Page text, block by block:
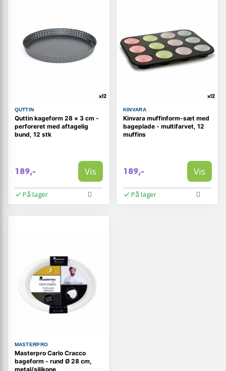
QUTTIN
Quttin kageform 28 × 3 cm -
perforeret med aftagelig
bund, 12 stk
189,- Vis
På lager
KINVARA
Kinvara muffinform-sæt med
bageplade - multifarvet, 12
muffins
189,- Vis
På lager
MASTERPRO
Masterpro Carlo Cracco
bageform - rund Ø 28 cm,
metal/silikone